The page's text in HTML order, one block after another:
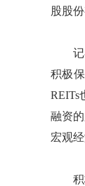
股股
记者
积极
REITs
融资
宏观经
积极